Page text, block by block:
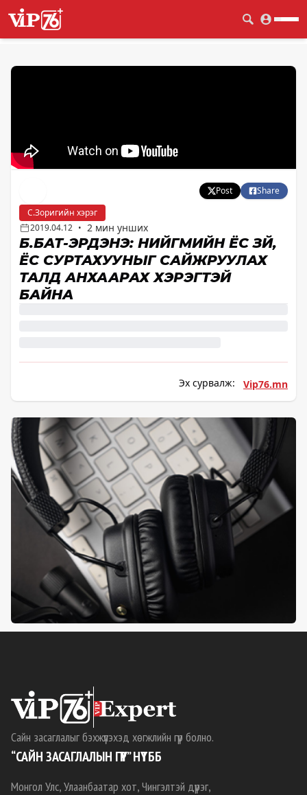
Post
Share
С.Зоригийн хэрэг
2019.04.12 • 2 мин унших
Б.БАТ-ЭРДЭНЭ: НИЙГМИЙН ЁС ЗҮЙ,
ЁС СУРТАХУУНЫГ САЙЖРУУЛАХ
ТАЛД АНХААРАХ ХЭРЭГТЭЙ
БАЙНА
Эх сурвалж: Vip76.mn
Сайн засаглалыг бэхжүүлэхэд хөгжлийн гүүр болно.
“САЙН ЗАСАГЛАЛЫН ГҮҮР” НҮТББ
Монгол Улс, Улаанбаатар хот, Чингэлтэй дүүрэг,